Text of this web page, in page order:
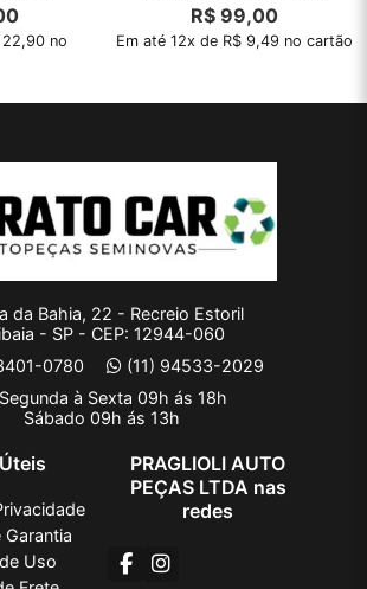
22,90 no
R$ 99,00
Em até 12x de R$ 9,49 no cartão
da Bahia, 22 - Recreio Estoril
- SP - CEP: 12944-060
0780
(11) 94533-2029
à Sexta 09h ás 18h
Sábado 09h ás 13h
Garantia
Uso
PRAGLIOLI AUTO
PEÇAS LTDA nas
redes